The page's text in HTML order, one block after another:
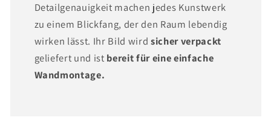
Detailgenauigkeit machen jedes Kunstwerk
zu einem Blickfang, der den Raum lebendig
wirken lässt. Ihr Bild wird sicher verpackt
geliefert und istbereit für eine einfache
Wandmontage.